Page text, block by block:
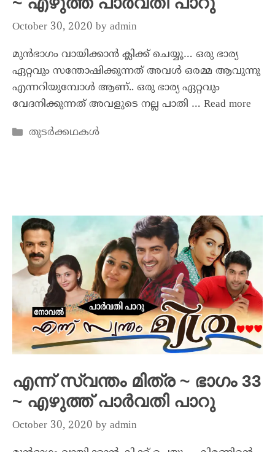
October 30, 2020 by admin
മുൻഭാഗം വായിക്കാൻ ക്ലിക്ക് ചെയ്യൂ… ഒരു ഭാര്യ
ഏറ്റവും സന്തോഷിക്കുന്നത് അവൾ ഒരമ്മ ആവുന്നു
എന്നറിയുമ്പോൾ ആണ്.. ഒരു ഭാര്യ ഏറ്റവും
വേദനിക്കുന്നത് അവളുടെ നല്ല പാതി … Read more
തുടർക്കഥകൾ
എന്ന് സ്വന്തം മിത്ര ~ ഭാഗം 33
~ എഴുത്ത് പാർവതി പാറു
October 30, 2020 by admin